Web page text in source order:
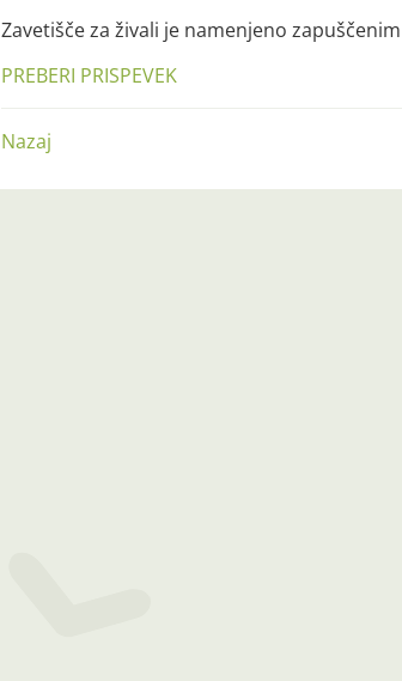
Zavetišče za živali je namenjeno
PREBERI PRISPEVEK
Nazaj